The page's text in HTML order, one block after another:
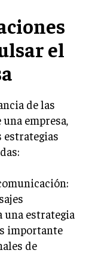
CONFLICTOS
ESTUDIO
el
de las
empresa,
estrategias
una estrategia
importante
de